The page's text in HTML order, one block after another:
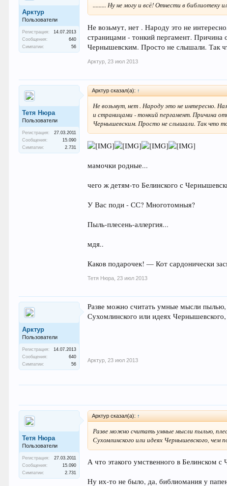
Арктур
Пользователи
Регистрация:
14.07.2013
Сообщения:
640
Симпатии:
56
......... Ну не могу и всё! Отнести в библиотеку
Не возьмут, нет . Народу это не
страницами - тонкий пергамент. Причина
Чернышевским. Просто не слышали. Так
Арктур 23 июл 2013
Тетя Нюра
Пользователи
Регистрация:
27.03.2011
Сообщения:
15.090
Симпатии:
2.731
Арктур сказал(а): ↑
Не возьмут, нет . Народу это не интересно.
и страницами - тонкий пергамент. Причина
Чернышевским. Просто не слышали. Так что
мамочки родные...
чего ж детям-то Белинского с
У Вас поди - СС? Многотомныя?
Пыль-плесень-аллергия...
мдя..
Каков подарочек! — Кот сардонически
Тетя Нюра 23 июл 2013
Арктур
Пользователи
Регистрация:
14.07.2013
Сообщения:
640
Симпатии:
56
Разве можно считать умные мысли пылью,
Сухомлинского или идеях
Арктур 23 июл 2013
Тетя Нюра
Пользователи
Регистрация:
27.03.2011
Сообщения:
15.090
Симпатии:
2.731
Арктур сказал(а): ↑
Разве можно считать умные мысли пылью,
Сухомлинского или идеях Чернышевского, чем
А что этакого умственного в Белинском
Ну их-то не было, да, библиомания у